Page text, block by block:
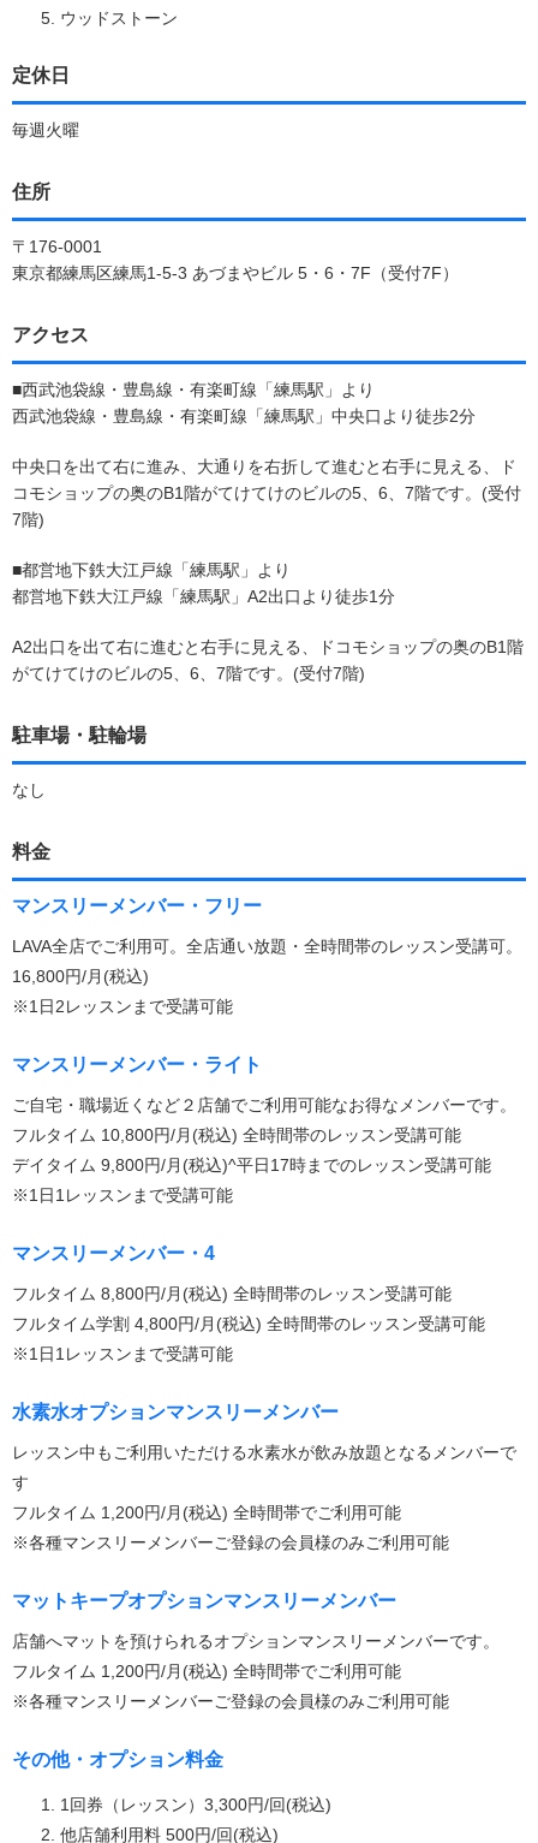
ウッドストーン
定休日
毎週火曜
住所
〒176-0001
東京都練馬区練馬1-5-3 あづまやビル 5・6・7F（受付7F）
アクセス
■西武池袋線・豊島線・有楽町線「練馬駅」より
西武池袋線・豊島線・有楽町線「練馬駅」中央口より徒歩2分
中央口を出て右に進み、大通りを右折して進むと右手に見える、ド
コモショップの奥のB1階がてけてけのビルの5、6、7階です。(受付
7階)
■都営地下鉄大江戸線「練馬駅」より
都営地下鉄大江戸線「練馬駅」A2出口より徒歩1分
A2出口を出て右に進むと右手に見える、ドコモショップの奥のB1階
がてけてけのビルの5、6、7階です。(受付7階)
駐車場・駐輪場
なし
料金
マンスリーメンバー・フリー
LAVA全店でご利用可。全店通い放題・全時間帯のレッスン受講可。
16,800円/月(税込)
※1日2レッスンまで受講可能
マンスリーメンバー・ライト
ご自宅・職場近くなど２店舗でご利用可能なお得なメンバーです。
フルタイム 10,800円/月(税込) 全時間帯のレッスン受講可能
デイタイム 9,800円/月(税込)^平日17時までのレッスン受講可能
※1日1レッスンまで受講可能
マンスリーメンバー・4
フルタイム 8,800円/月(税込) 全時間帯のレッスン受講可能
フルタイム学割 4,800円/月(税込) 全時間帯のレッスン受講可能
※1日1レッスンまで受講可能
水素水オプションマンスリーメンバー
レッスン中もご利用いただける水素水が飲み放題となるメンバーで
す
フルタイム 1,200円/月(税込) 全時間帯でご利用可能
※各種マンスリーメンバーご登録の会員様のみご利用可能
マットキープオプションマンスリーメンバー
店舗へマットを預けられるオプションマンスリーメンバーです。
フルタイム 1,200円/月(税込) 全時間帯でご利用可能
※各種マンスリーメンバーご登録の会員様のみご利用可能
その他・オプション料金
1回券（レッスン）3,300円/回(税込)
他店舗利用料 500円/回(税込)